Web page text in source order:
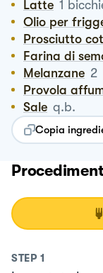
Latte 1
Olio per
Prosciutto
Farina di
Melanzane 2
Provola
Sale q.b.
Copia
STEP 1